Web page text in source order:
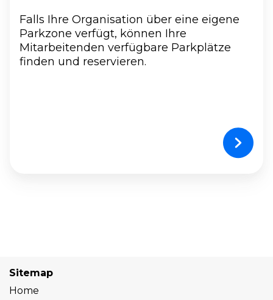
Falls Ihre Organisation über eine eigene
Parkzone verfügt, können Ihre
Mitarbeitenden verfügbare Parkplätze
finden und reservieren.
Sitemap
Home